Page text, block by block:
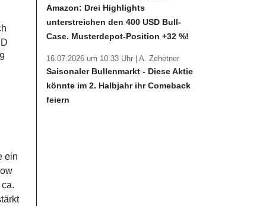
ein
Amazon: Drei Highlights
unterstreichen den 400 USD Bull-
Case. Musterdepot-Position +32 %!
16.07.2026 um 10:33 Uhr | A. Zehetner
Saisonaler Bullenmarkt - Diese Aktie
könnte im 2. Halbjahr ihr Comeback
feiern